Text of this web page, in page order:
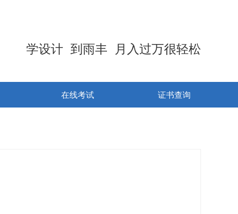
学设计 到雨丰 月入过万很轻松
在线考试 证书查询